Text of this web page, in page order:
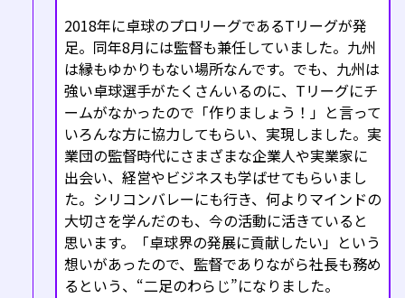
2018年に卓球のプロリーグであるTリーグが発
足。同年8月には監督も兼任していました。九州
は縁もゆかりもない場所なんです。でも、九州は
強い卓球選手がたくさんいるのに、Tリーグにチ
ームがなかったので「作りましょう！」と言って
いろんな方に協力してもらい、実現しました。実
業団の監督時代にさまざまな企業人や実業家に
出会い、経営やビジネスも学ばせてもらいまし
た。シリコンバレーにも行き、何よりマインドの
大切さを学んだのも、今の活動に活きていると
思います。「卓球界の発展に貢献したい」という
想いがあったので、監督でありながら社長も務め
るという、“二足のわらじ”になりました。